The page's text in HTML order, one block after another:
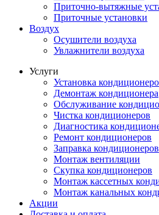
Приточно-вытяжные
Приточные установки
Воздух
Осушители воздуха
Увлажнители воздуха
Услуги
Установка
Демонтаж кондиционера
Обслуживание
Чистка кондиционеров
Диагностика
Ремонт кондиционеров
Заправка кондиционеров
Монтаж вентиляции
Скупка кондиционеров
Монтаж кассетных
Монтаж канальных
Акции